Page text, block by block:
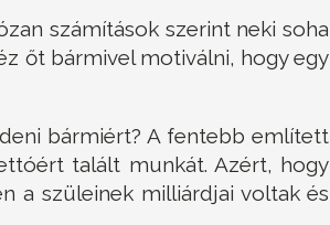
számítások szerint neki soha
őt bármivel motiválni, hogy egy
bármiért? A fentebb említett
talált munkát. Azért, hogy
a szüleinek milliárdjai voltak és